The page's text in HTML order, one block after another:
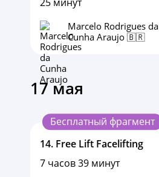
Marcelo Rodrigues da
Cunha Araujo 🇧🇷
17 мая
Бесплатный фрагмент
14. Free Lift Facelifting
7 часов 39 минут